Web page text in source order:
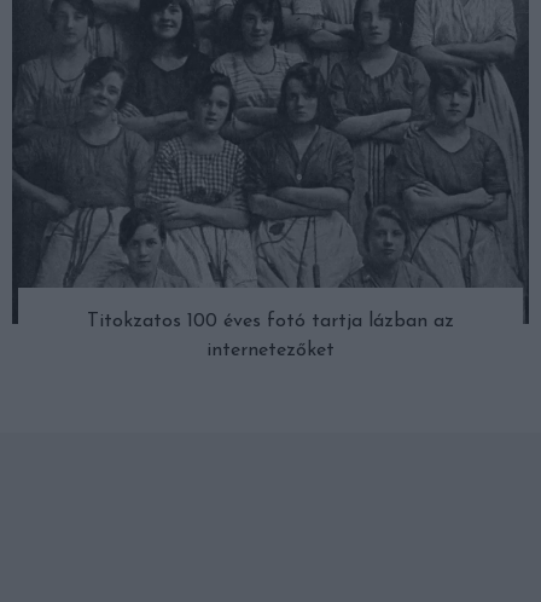
Titokzatos 100 éves fotó tartja lázban az
internetezőket